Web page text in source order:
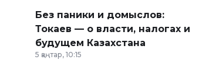
Без паники и домыслов:
Токаев — о власти, налогах и
будущем Казахстана
5 қаңтар, 10:15